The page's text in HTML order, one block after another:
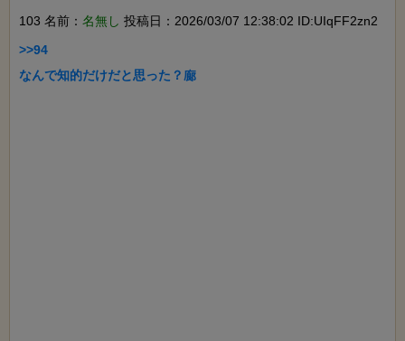
103 名前： 名無し 投稿日：2026/03/07 12:38:02 ID:UIqFF2zn2
>>94
なんで知的だけだと思った？廊